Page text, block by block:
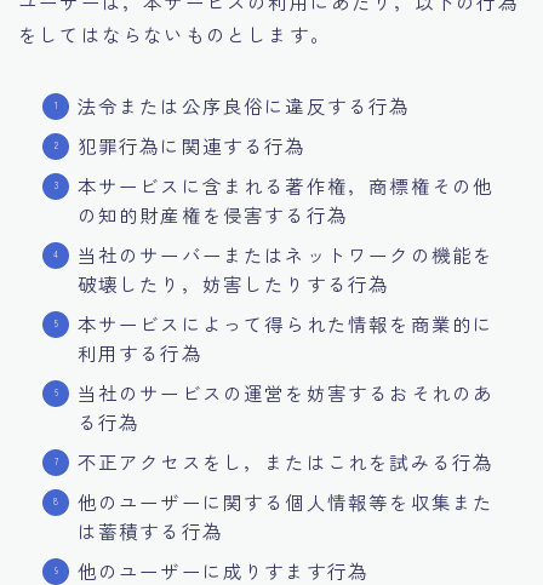
をしてはならないものとします。
法令または公序良俗に違反する行為
犯罪行為に関連する行為
本サービスに含まれる著作権，商標権その他
の知的財産権を侵害する行為
当社のサーバーまたはネットワークの機能を
破壊したり，妨害したりする行為
本サービスによって得られた情報を商業的に
利用する行為
当社のサービスの運営を妨害するおそれのあ
る行為
不正アクセスをし，またはこれを試みる行為
他のユーザーに関する個人情報等を収集また
は蓄積する行為
他のユーザーに成りすます行為